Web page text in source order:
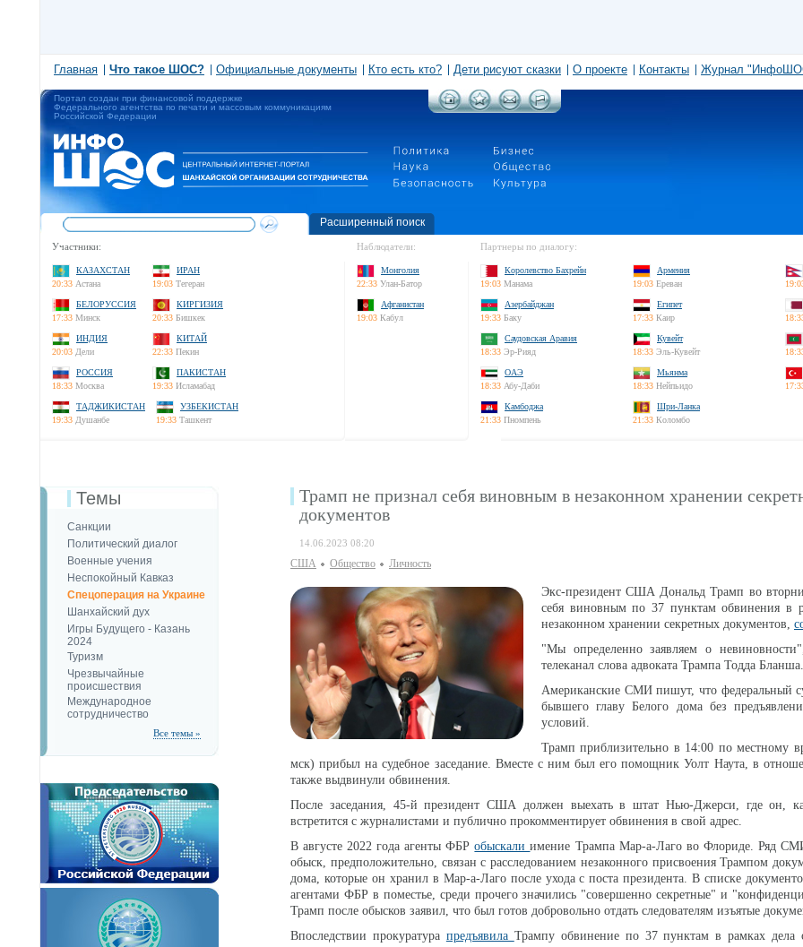
Главная Что такое ШОС? Официальные документы Кто есть кто? Дети рисуют сказки О проекте Контакты Журнал
Портал создан при финансовой поддержке
Федерального агентства по печати и массовым коммуникациям
Российской Федерации
Расширенный поиск
Участники:
КАЗАХСТАН
20:33 Астана
ИРАН
19:03 Тегеран
БЕЛОРУССИЯ
17:33 Минск
КИРГИЗИЯ
20:33 Бишкек
ИНДИЯ
20:03 Дели
КИТАЙ
22:33 Пекин
РОССИЯ
18:33 Москва
ПАКИСТАН
19:33 Исламабад
ТАДЖИКИСТАН
19:33 Душанбе
УЗБЕКИСТАН
19:33 Ташкент
Наблюдатели:
Монголия
22:33 Улан-Батор
Афганистан
19:03 Кабул
Партнеры по диалогу:
Королевство Бахрейн
19:03 Манама
Армения
19:03 Ереван
Азербайджан
19:33 Баку
Египет
17:33 Каир
Саудовская Аравия
18:33 Эр-Рияд
Кувейт
18:33 Эль-Кувейт
ОАЭ
18:33 Абу-Даби
Мьянма
18:33 Нейпьидо
Камбоджа
21:33 Пномпень
Шри-Ланка
21:33 Коломбо
Темы
Санкции
Политический диалог
Военные учения
Неспокойный Кавказ
Спецоперация на Украине
Шанхайский дух
Игры Будущего - Казань
2024
Туризм
Чрезвычайные
происшествия
Международное
сотрудничество
Все темы »
Трамп не признал себя виновным в незаконном хранении
документов
14.06.2023 08:20
США Общество Личность
Экс-президент США Дональд Трамп во
себя виновным по 37 пунктам обвинения в
незаконном хранении секретных документов,
"Мы определенно заявляем о
телеканал слова адвоката Трампа Тодда Бланша.
Американские СМИ пишут, что федеральный
бывшего главу Белого дома без
условий.
Трамп приблизительно в 14:00 по местному
мск) прибыл на судебное заседание. Вместе с ним был его помощник Уолт Наута, в
также выдвинули обвинения.
После заседания, 45-й президент США должен выехать в штат Нью-Джерси, где он,
встретится с журналистами и публично прокомментирует обвинения в свой адрес.
В августе 2022 года агенты ФБРобыскалиимение Трампа Мар-а-Лаго во Флориде. Ряд
обыск, предположительно, связан с расследованием незаконного присвоения Трампом
дома, которые он хранил в Мар-а-Лаго после ухода с поста президента. В списке
агентами ФБР в поместье, среди прочего значились "совершенно секретные" и
Трамп после обысков заявил, что был готов добровольно отдать следователям изъятые
Впоследствии прокуратура предъявила Трампу обвинение по 37 пунктам в рамках дела